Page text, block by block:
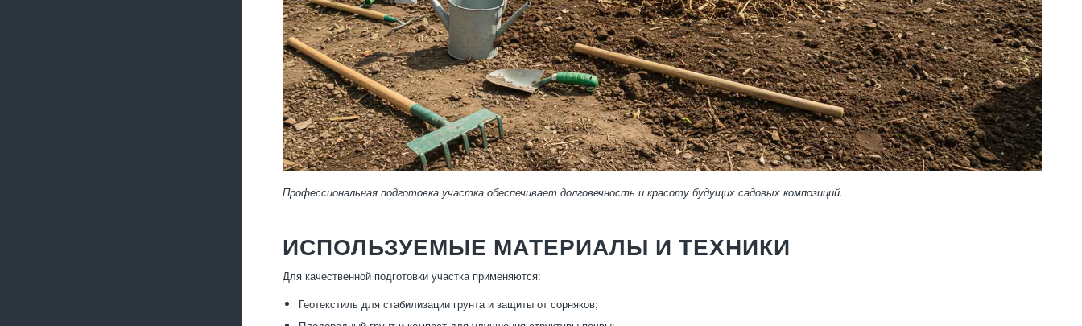
Профессиональная подготовка участка обеспечивает долговечность и красоту будущих садовых композиций.
ИСПОЛЬЗУЕМЫЕ МАТЕРИАЛЫ И ТЕХНИКИ
Для качественной подготовки участка применяются:
Геотекстиль для стабилизации грунта и защиты от сорняков;